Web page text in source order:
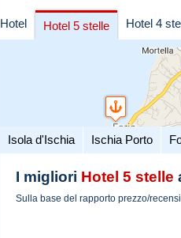
Hotel Hotel 5 stelle Hotel 4
Isola d'Ischia Ischia Porto
I migliori Hotel 5 stelle
Sulla base del rapporto prezzo/